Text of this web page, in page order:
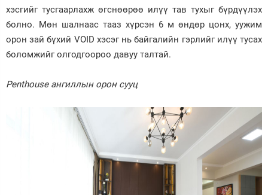
хэсгийг тусгаарлахж өгснөөрөө илүү тав тухыг бүрдүүлэх
болно. Мөн шалнаас тааз хүрсэн 6 м өндөр цонх, уужим
орон зай бүхий VOID хэсэг нь байгалийн гэрлийг илүү тусах
боломжийг олгодгоороо давуу талтай.
Penthouse ангиллын орон сууц